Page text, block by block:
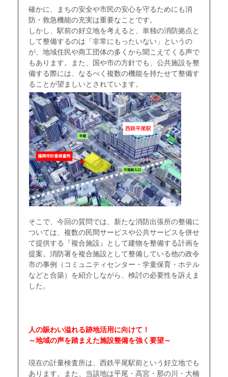
確かに、まちの安全や市民の安心を守るためにも消
防・救急機能の充実は重要なことです。
しかし、駅前の好立地を考えると、単独の消防拠点と
して整備するのは「非常にもったいない」というの
が、地域住民や商工団体の多くから聞こえてくる声で
もあります。また、国や市の方針でも、公共施設を整
備する際には、なるべく複数の機能を持たせて整備す
ることが望ましいとされています。
そこで、今回の質問では、新たな消防出張所の整備に
ついては、複数の民間サービスや公共サービスを併せ
て提供する『複合施設』として建物を整備する計画を
提案。消防署を複合施設として整備している他の政令
市の事例（コミュニティセンター・学童保育・ホテル
などと合築）を紹介しながら、検討の必要性を訴えま
した。
人の賑わい溢れる跡地活用に向けて！
～地域の声を踏まえた施設整備を強く要望～
現在の計量検査所は、西鉄平尾駅前という好立地でも
あります。また、当該地は平尾・高宮・那の川・大楠